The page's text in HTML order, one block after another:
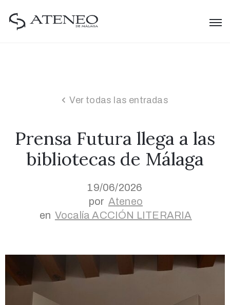
Ver todas las entradas
Prensa Futura llega a las
bibliotecas de Málaga
19/06/2026
por Ateneo
en Vocalía ACCIÓN LITERARIA